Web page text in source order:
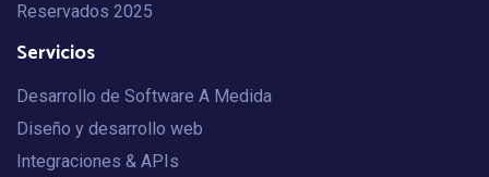
Reservados 2025
Servicios
Desarrollo de Software A Medida
Diseño y desarrollo web
Integraciones & APIs